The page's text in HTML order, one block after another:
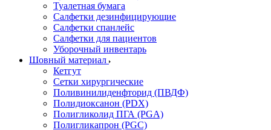
Туалетная бумага
Салфетки дезинфицирующие
Салфетки спанлейс
Салфетки для пациентов
Уборочный инвентарь
Шовный материал
Кетгут
Сетки хирургические
Поливинилиденфторид (ПВДФ)
Полидиоксанон (PDX)
Полигликолид ПГА (PGA)
Полигликапрон (PGC)